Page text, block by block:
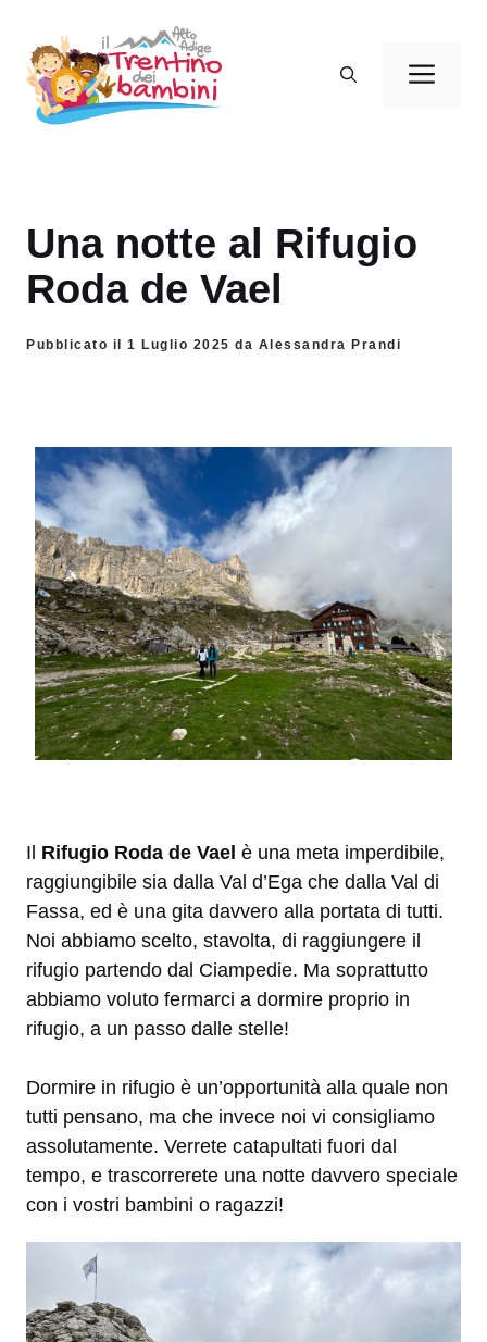
contenuto
Una notte al Rifugio
Roda de Vael
Pubblicato il 1 Luglio 2025 da Alessandra Prandi
Il Rifugio Roda de Vael è una meta imperdibile,
raggiungibile sia dalla Val d’Ega che dalla Val di
Fassa, ed è una gita davvero alla portata di tutti.
Noi abbiamo scelto, stavolta, di raggiungere il
rifugio partendo dal Ciampedie. Ma soprattutto
abbiamo voluto fermarci a dormire proprio in
rifugio, a un passo dalle stelle!
Dormire in rifugio è un’opportunità alla quale non
tutti pensano, ma che invece noi vi consigliamo
assolutamente. Verrete catapultati fuori dal
tempo, e trascorrerete una notte davvero speciale
con i vostri bambini o ragazzi!